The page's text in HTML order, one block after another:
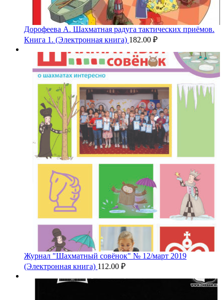
Дорофеева А. Шахматная радуга тактических приёмов.
Книга 1. (Электронная книга) 182.00 ₽
Журнал "Шахматный совёнок" № 12/март 2019
(Электронная книга) 112.00 ₽